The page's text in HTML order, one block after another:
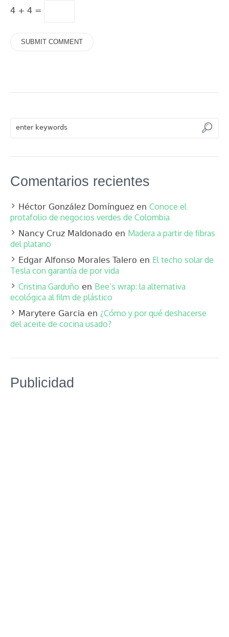
4 + 4 =
Comentarios recientes
Héctor González Domínguez en Conoce el
protafolio de negocios verdes de Colombia
Nancy Cruz Maldonado en Madera a partir de fibras
del platano
Edgar Alfonso Morales Talero en El techo solar de
Tesla con garantía de por vida
Cristina Garduño en Bee’s wrap: la alternativa
ecológica al film de plástico
Marytere Garcia en ¿Cómo y por qué deshacerse
del aceite de cocina usado?
Publicidad